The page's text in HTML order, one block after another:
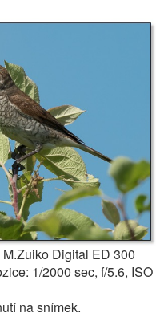
Digital ED 300
1/2000 sec, f/5.6, ISO
na snímek.